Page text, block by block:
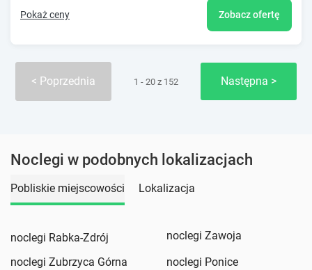
Pokaż ceny Zobacz ofertę
Poprzednia 1 - 20 z 152 Następna
Noclegi w podobnych lokalizacjach
Pobliskie miejscowości Lokalizacja
noclegi Rabka-Zdrój
noclegi Zawoja
noclegi Zubrzyca Górna
noclegi Ponice